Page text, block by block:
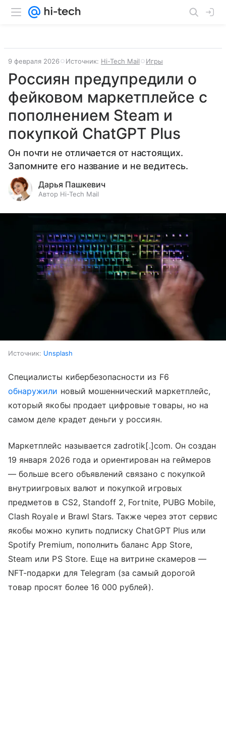
9 февраля 2026 Источник: Hi-Tech Mail Игры
Россиян предупредили о
фейковом маркетплейсе с
пополнением Steam и
покупкой ChatGPT Plus
Он почти не отличается от настоящих.
Запомните его название и не ведитесь.
Дарья Пашкевич
Автор Hi-Tech Mail
Источник: Unsplash
Специалисты кибербезопасности из F6
обнаружили новый мошеннический маркетплейс,
который якобы продает цифровые товары, но на
самом деле крадет деньги у россиян.
Маркетплейс называется zadrotik[.]com. Он создан
19 января 2026 года и ориентирован на геймеров
— больше всего объявлений связано с покупкой
внутриигровых валют и покупкой игровых
предметов в CS2, Standoff 2, Fortnite, PUBG Mobile,
Clash Royale и Brawl Stars. Также через этот сервис
якобы можно купить подписку ChatGPT Plus или
Spotify Premium, пополнить баланс App Store,
Steam или PS Store. Еще на витрине скамеров —
NFT-подарки для Telegram (за самый дорогой
товар просят более 16 000 рублей).